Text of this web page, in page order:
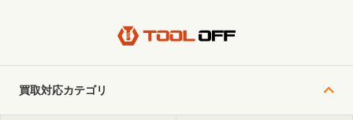
買取対応カテゴリ